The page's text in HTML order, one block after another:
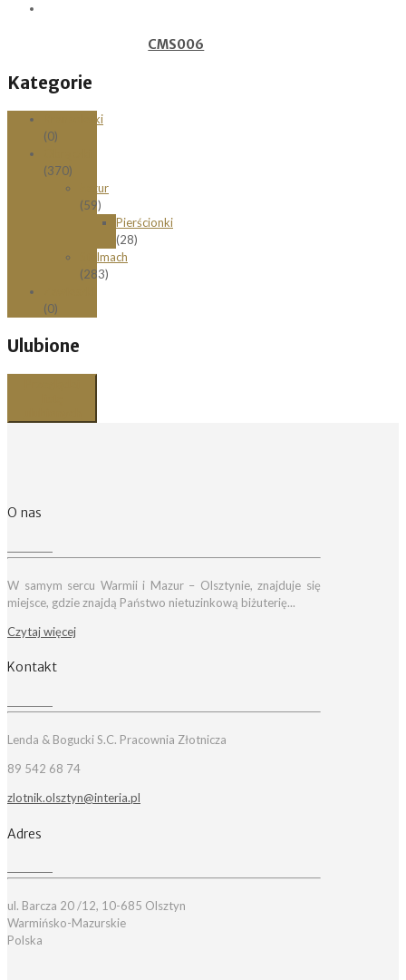
CMS006
Kategorie
Bransoletki
(0)
(370)
Łazur
(59)
Pierścionki
(28)
Stelmach
(283)
(0)
Ulubione
O nas
W samym sercu Warmii i Mazur – Olsztynie, znajduje się
miejsce, gdzie znajdą Państwo nietuzinkową biżuterię...
Czytaj więcej
Kontakt
Lenda & Bogucki S.C. Pracownia Złotnicza
89 542 68 74
zlotnik.olsztyn@interia.pl
Adres
ul. Barcza 20 /12, 10-685 Olsztyn
Warmińsko-Mazurskie
Polska